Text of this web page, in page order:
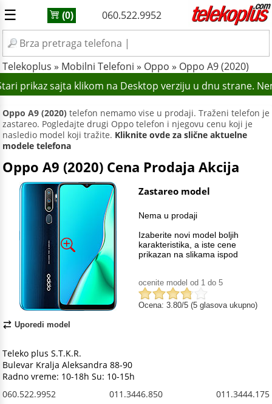
☰ (0) 060.522.9952
Telekoplus » Mobilni Telefoni » Oppo » Oppo A9 (2020)
prikaz sajta klikom na Desktop verziju u dnu strane.
Oppo A9 (2020) telefon nemamo vise u prodaji. Traženi telefon je
zastareo. Pogledajte drugi Oppo telefon i njegovu cenu koji je
nasledio model koji tražite. Kliknite ovde za slične aktuelne
modele telefona
Oppo A9 (2020) Cena Prodaja Akcija
Uporedi model
Zastareo model
Nema u prodaji
Izaberite novi model boljih
karakteristika, a iste cene
prikazan na slikama ispod
ocenite model od 1 do 5
Ocena: 3.80/5 (5 glasova ukupno)
Teleko plus S.T.K.R.
Bulevar Kralja Aleksandra 88-90
Radno vreme: 10-18h Su: 10-15h
060.522.9952
011.3446.850 011.3444.175